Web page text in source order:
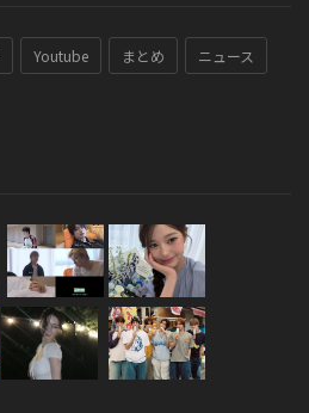
Youtube まとめ ニュース